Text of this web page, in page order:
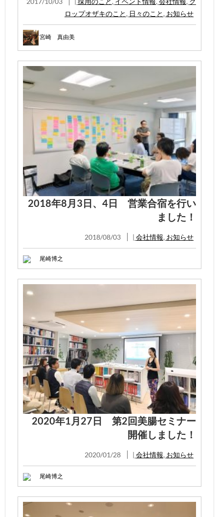
ロップオザキのこと , 日々のこと , お知らせ
宮崎 真由美
2018年8月3日、4日 営業合宿を行い
ました！
2018/08/03 | 会社情報, お知らせ
尾崎博之
2020年1月27日 第2回美腸セミナー
開催しました！
2020/01/28 | 会社情報, お知らせ
尾崎博之